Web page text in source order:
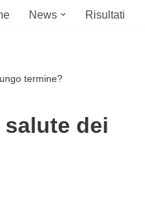
News Risultati
termine?
dei